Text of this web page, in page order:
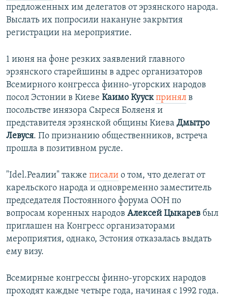
предложенных им делегатов от эрзянского народа.
Выслать их попросили накануне закрытия
регистрации на мероприятие.
1 июня на фоне резких заявлений главного
эрзянского старейшины в адрес организаторов
Всемирного конгресса финно-угорских народов
посол Эстонии в Киеве Каимо Кууск принял в
посольстве инязора Сыреся Боляеня и
представителя эрзянской общины Киева Дмытро
Левуся. По признанию общественников, встреча
прошла в позитивном русле.
"Idel.Реалии" также писали о том, что делегат от
карельского народа и одновременно заместитель
председателя Постоянного форума ООН по
вопросам коренных народов Алексей Цыкарев был
приглашен на Конгресс организаторами
мероприятия, однако, Эстония отказалась выдать
ему визу.
Всемирные конгрессы финно-угорских народов
проходят каждые четыре года, начиная с 1992 года.